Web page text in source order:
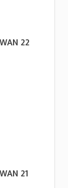
22
21